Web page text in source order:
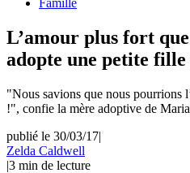
Famille
L’amour plus fort
adopte une petite fille
"Nous savions que nous pourrions
!", confie la mère adoptive de
publié le 30/03/17|
Zelda Caldwell
|3 min de lecture